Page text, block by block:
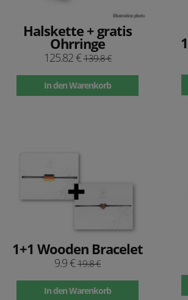
Halskette + gratis
Ohrringe
125.82 €139.8 €
In den Warenkorb
1+1 Wooden Bracelet
9.9 €19.8 €
In den Warenkorb